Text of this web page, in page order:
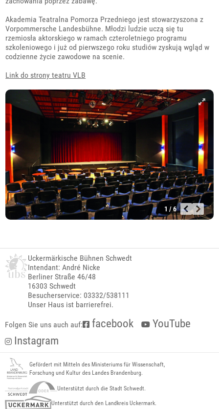
Akademia Teatralna Pomorza Przedniego jest stowarzyszona z
Vorpommersche Landesbühne. Młodzi ludzie uczą się tu
rzemiosła aktorskiego w ramach czteroletniego programu
szkoleniowego i już od pierwszego roku studiów zyskują wgląd w
codzienne życie zawodowe na scenie.
Link do strony teatru VLB
1 / 6
Uckermärkische Bühnen Schwedt
Intendant: André Nicke
Berliner Straße 46/48
16303 Schwedt
Besucherservice: 03332/538111
Unser Haus ist barrierefrei.
Folgen Sie uns auch auf: facebook
YouTube
Instagram
Gefördert mit Mitteln des Ministeriums für Wissenschaft,
Forschung und Kultur des Landes Brandenburg.
Unterstützt durch die Stadt Schwedt.
Unterstützt durch den Landkreis Uckermark.